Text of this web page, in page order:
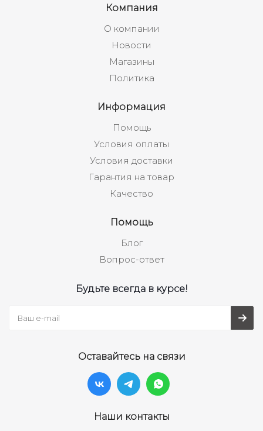
Компания
О компании
Новости
Магазины
Политика
Информация
Помощь
Условия оплаты
Условия доставки
Гарантия на товар
Качество
Помощь
Блог
Вопрос-ответ
Будьте всегда в курсе!
Оставайтесь на связи
Наши контакты